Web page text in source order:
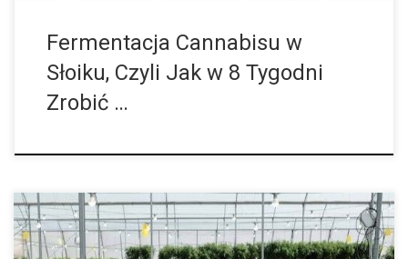
Fermentacja Cannabisu w
Słoiku, Czyli Jak w 8 Tygodni
Zrobić …
Zgodnie z prognozą brytyjskiej firmy Prohibition Partners,